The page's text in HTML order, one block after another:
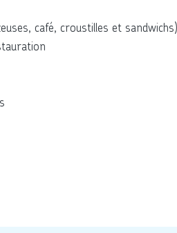
café, croustilles et sandwichs)